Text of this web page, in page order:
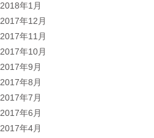
2018年1月
2017年12月
2017年11月
2017年10月
2017年9月
2017年8月
2017年7月
2017年6月
2017年4月